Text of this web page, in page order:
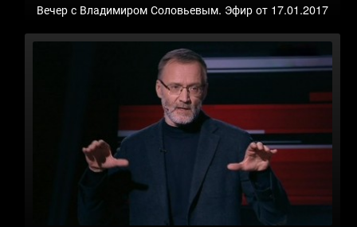
Вечер с Владимиром Соловьевым. Эфир от 17.01.2017